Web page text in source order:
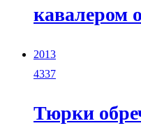
кавалером
2013
4337
Тюрки